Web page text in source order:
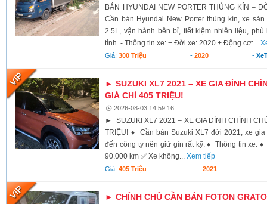
BÁN HYUNDAI NEW PORTER THÙNG KÍN –
Cần bán Hyundai New Porter thùng kín, xe
2.5L, vận hành bền bỉ, tiết kiệm nhiên liệu,
tỉnh. - Thông tin xe: + Đời xe: 2020 + Động cơ:...
Giá:300 Triệu -2020 -
► SUZUKI XL7 2021 – XE GIA ĐÌNH
GIÁ CHỈ 405 TRIỆU!
2026-08-03 14:59:16
► SUZUKI XL7 2021 – XE GIA ĐÌNH CHÍNH
TRIỆU! ♦ Cần bán Suzuki XL7 đời 2021, xe
đến công ty nên giữ gìn rất kỹ. ♦ Thông tin xe:
90.000 km ✅ Xe không...Xem tiếp
Giá:405 Triệu - 2021
► CHÍNH CHỦ CẦN BÁN FOTON